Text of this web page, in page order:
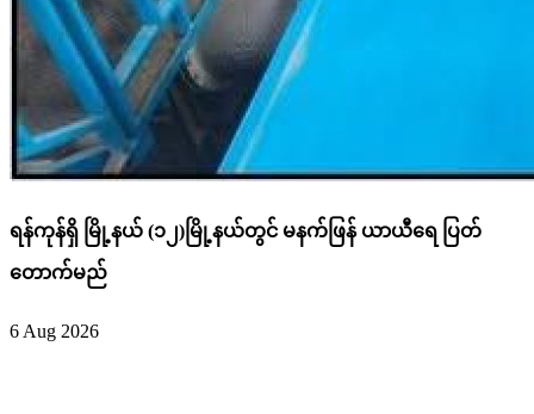
ရန်ကုန်ရှိ မြို့နယ် (၁၂)မြို့နယ်တွင် မနက်ဖြန် ယာယီရေ ပြတ်
တောက်မည်
6 Aug 2026